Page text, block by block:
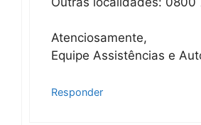
Atenciosamente,
Equipe Assistências e
Responder